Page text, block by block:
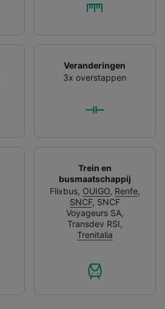
Veranderingen
3x overstappen
Trein en
busmaatschappij
Flixbus, OUIGO, Renfe,
SNCF, SNCF
Voyageurs SA,
Transdev RSI,
Trenitalia